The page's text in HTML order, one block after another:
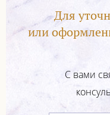
Для
или
С вами